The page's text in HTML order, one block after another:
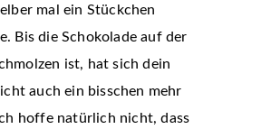
mal ein Stückchen
Bis die Schokolade auf der
ist, hat sich dein
auch ein bisschen mehr
hoffe natürlich nicht, dass